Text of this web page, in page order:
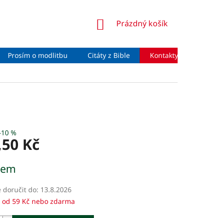
NÁKUPNÍ
Prázdný košík
Prosím o modlitbu Citáty z Bible Kontakty
%
Kč
doručit do: 13.8.2026
od 59 Kč nebo zdarma